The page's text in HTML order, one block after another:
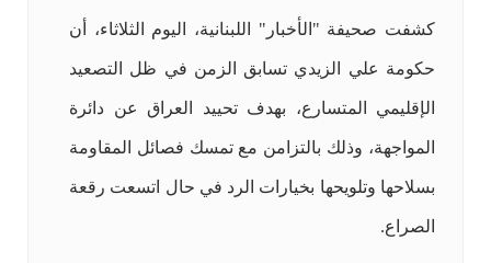
كشفت صحيفة "الأخبار" اللبنانية، اليوم الثلاثاء، أن
حكومة علي الزيدي تسابق الزمن في ظل التصعيد
الإقليمي المتسارع، بهدف تحييد العراق عن دائرة
المواجهة، وذلك بالتزامن مع تمسك فصائل المقاومة
بسلاحها وتلويحها بخيارات الرد في حال اتسعت رقعة
الصراع.